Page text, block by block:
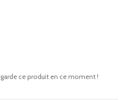
ce produit en ce moment !